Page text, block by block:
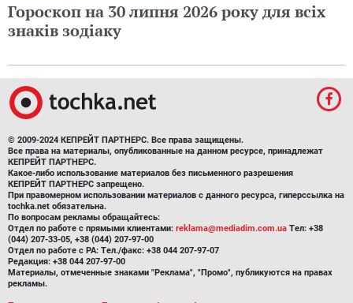
Гороскоп на 30 липня 2026 року для всіх
знаків зодіаку
© 2009-2024 КЕПРЕЙТ ПАРТНЕРС. Все права защищены.
Все права на материалы, опубликованные на данном ресурсе, принадлежат
КЕПРЕЙТ ПАРТНЕРС.
Какое-либо использование материалов без письменного разрешения
КЕПРЕЙТ ПАРТНЕРС запрещено.
При правомерном использовании материалов с данного ресурса, гиперссылка на
tochka.net обязательна.
По вопросам рекламы обращайтесь:
Отдел по работе с прямыми клиентами: reklama@mediadim.com.ua Тел: +38
(044) 207-33-05, +38 (044) 207-97-00
Отдел по работе с РА: Тел./факс: +38 044 207-97-07
Редакция: +38 044 207-97-00
Материалы, отмеченные знаками "Реклама", "Промо", публикуются на правах
рекламы.